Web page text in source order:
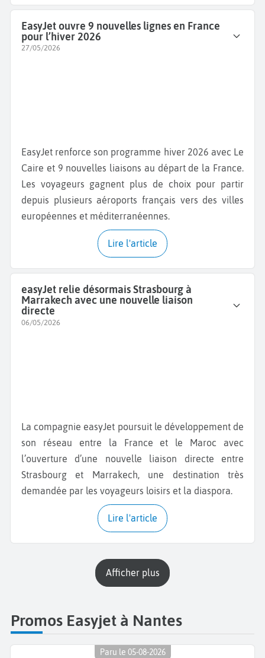
EasyJet ouvre 9 nouvelles lignes en France
pour l’hiver 2026
27/05/2026
EasyJet renforce son programme hiver 2026 avec Le
Caire et 9 nouvelles liaisons au départ de la France.
Les voyageurs gagnent plus de choix pour partir
depuis plusieurs aéroports français vers des villes
européennes et méditerranéennes.
Lire l'article
easyJet relie désormais Strasbourg à
Marrakech avec une nouvelle liaison
directe
06/05/2026
La compagnie easyJet poursuit le développement de
son réseau entre la France et le Maroc avec
l’ouverture d’une nouvelle liaison directe entre
Strasbourg et Marrakech, une destination très
demandée par les voyageurs loisirs et la diaspora.
Lire l'article
Afficher plus
Promos Easyjet à Nantes
Paru le 05-08-2026